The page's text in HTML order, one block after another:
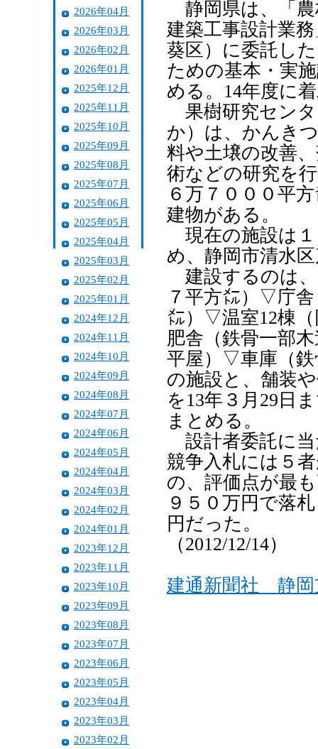
2026年04月
2026年03月
2026年02月
2026年01月
2025年12月
2025年11月
2025年10月
2025年09月
2025年08月
2025年07月
2025年06月
2025年05月
2025年04月
2025年03月
2025年02月
2025年01月
2024年12月
2024年11月
2024年10月
2024年09月
2024年08月
2024年07月
2024年06月
2024年05月
2024年04月
2024年03月
2024年02月
2024年01月
2023年12月
2023年11月
2023年10月
2023年09月
2023年08月
2023年07月
2023年06月
2023年05月
2023年04月
2023年03月
2023年02月
静岡県は、「農
建築工事設計業
葵区）に委託し
ための基本・実
める。14年度に
果樹研究センタ
か）は、かんき
料や土壌の改善
術などの研究を
６万７０００平
建物がある。
現在の施設は１
め、静岡市清水
建設するのは
７平方㍍）▽庁
㍍）▽温室12棟
肥舎（鉄骨一部
平屋）▽車庫（
の施設と、舗装
を13年３月29日
まとめる。
設計者委託に当
競争入札には５
の、評価点が最
９５０万円で落
円だった。
（2012/12/14）
建通新聞社 静岡